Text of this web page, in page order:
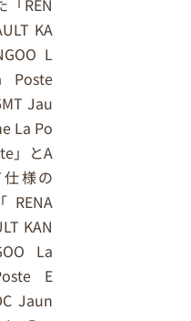
「REN
KA
L
Poste
Jau
La Po
」とA
様の
「RENA
KAN
La
E
Jaun